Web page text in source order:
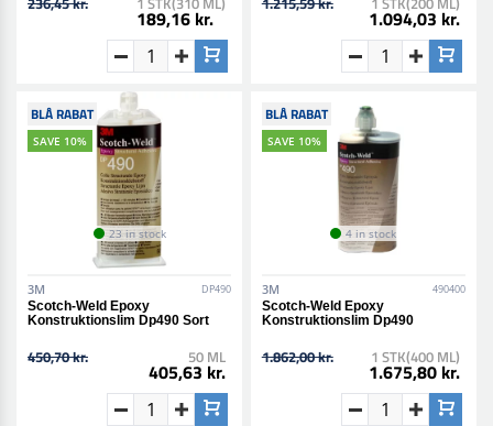
189,16 kr. 1.094,03 kr.
BLÅ RABAT
SAVE 10%
23 in stock
3M DP490
Scotch-Weld Epoxy
Konstruktionslim Dp490 Sort
450,70 kr. 50 ML
405,63 kr.
BLÅ RABAT
SAVE 10%
4 in stock
3M 490400
Scotch-Weld Epoxy
Konstruktionslim Dp490
1.862,00 kr. 1 STK(400 ML)
1.675,80 kr.